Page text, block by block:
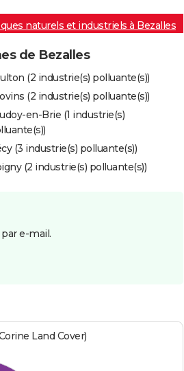
naturels et industriels à Bezalles
de Bezalles
(2 industrie(s) polluante(s))
(2 industrie(s) polluante(s))
en-Brie (1 industrie(s)
(3 industrie(s) polluante(s))
(2 industrie(s) polluante(s))
e-mail.
Land Cover)